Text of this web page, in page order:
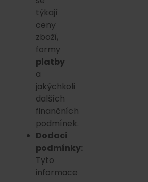
týkají
ceny
zboží,
formy
platby
a
jakýchkoli
dalších
finančních
podmínek.
Dodací
podmínky:
Tyto
informace